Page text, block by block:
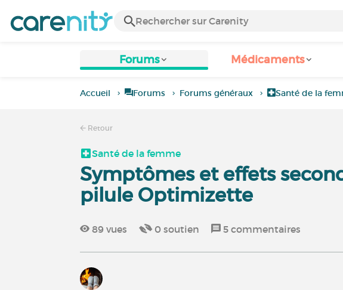
Forums Médicaments
Accueil Forums Forums généraux Santé de la
Retour
Santé de la femme
Symptômes et effets
pilule Optimizette
89 vues 0 soutien 5 commentaires